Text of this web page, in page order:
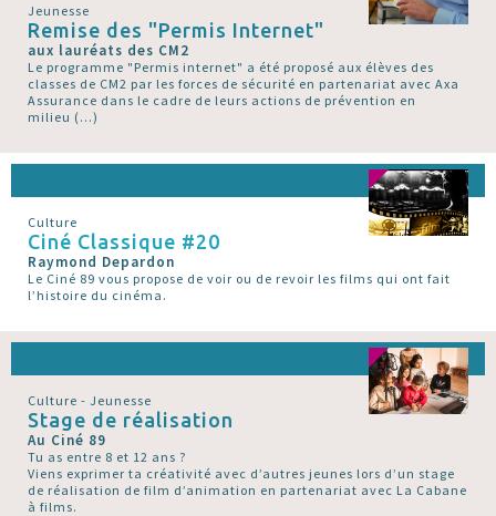
Jeunesse
Remise des "Permis Internet"
aux lauréats des CM2
Le programme "Permis internet" a été proposé aux élèves des
classes de CM2 par les forces de sécurité en partenariat avec Axa
Assurance dans le cadre de leurs actions de prévention en
milieu (…)
Culture
Ciné Classique #20
Raymond Depardon
Le Ciné 89 vous propose de voir ou de revoir les films qui ont fait
l’histoire du cinéma.
Culture - Jeunesse
Stage de réalisation
Au Ciné 89
Tu as entre 8 et 12 ans ?
Viens exprimer ta créativité avec d’autres jeunes lors d’un stage
de réalisation de film d’animation en partenariat avec La Cabane
à films.